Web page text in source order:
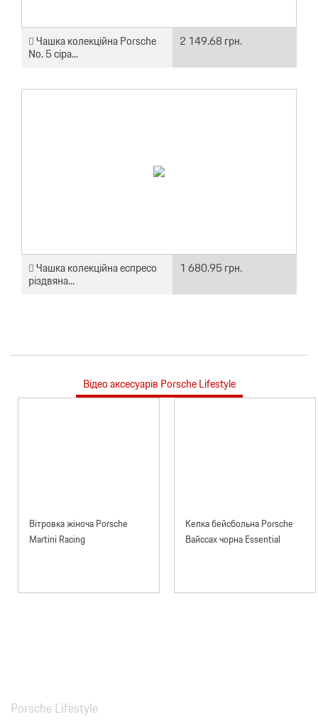
Чашка колекційна Porsche
No. 5 сіра...
2 149.68 грн.
Чашка колекційна еспресо
різдвяна...
1 680.95 грн.
Відео аксесуарів Porsche Lifestyle
Вітровка жіноча Porsche
Martini Racing
Кепка бейсбольна Porsche
Вайссах чорна Essential
Porsche Lifestyle